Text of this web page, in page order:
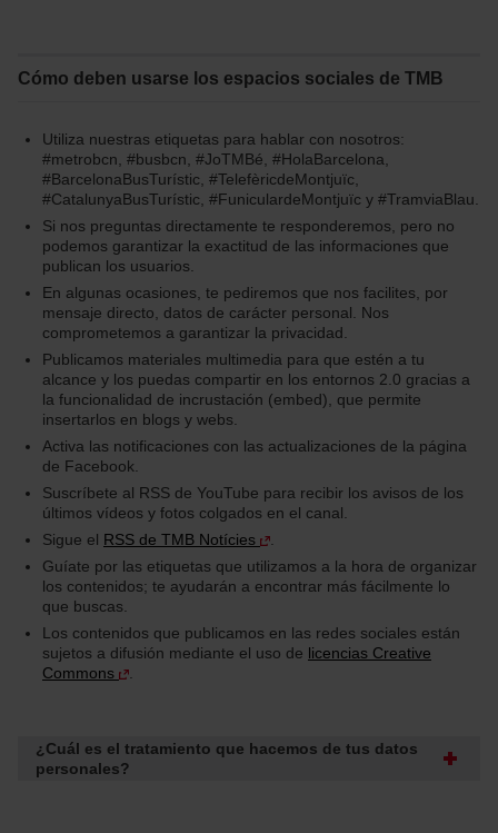
Cómo deben usarse los espacios sociales de TMB
Utiliza nuestras etiquetas para hablar con nosotros:
#metrobcn, #busbcn, #JoTMBé, #HolaBarcelona,
#BarcelonaBusTurístic, #TelefèricdeMontjuïc,
#CatalunyaBusTurístic, #FuniculardeMontjuïc y #TramviaBlau.
Si nos preguntas directamente te responderemos, pero no
podemos garantizar la exactitud de las informaciones que
publican los usuarios.
En algunas ocasiones, te pediremos que nos facilites, por
mensaje directo, datos de carácter personal. Nos
comprometemos a garantizar la privacidad.
Publicamos materiales multimedia para que estén a tu
alcance y los puedas compartir en los entornos 2.0 gracias a
la funcionalidad de incrustación (embed), que permite
insertarlos en blogs y webs.
Activa las notificaciones con las actualizaciones de la página
de Facebook.
Suscríbete al RSS de YouTube para recibir los avisos de los
últimos vídeos y fotos colgados en el canal.
Sigue el RSS de TMB Notícies
Guíate por las etiquetas que utilizamos a la hora de organizar
los contenidos; te ayudarán a encontrar más fácilmente lo
que buscas.
Los contenidos que publicamos en las redes sociales están
sujetos a difusión mediante el uso de licencias Creative
Commons
¿Cuál es el tratamiento que hacemos de tus datos
personales?